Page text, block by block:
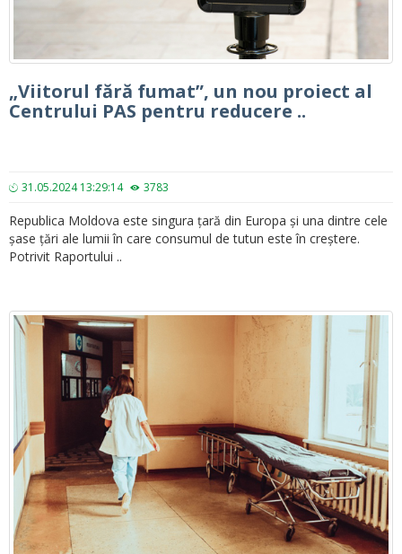
„Viitorul fără fumat”, un nou proiect al
Centrului PAS pentru reducere ..
31.05.2024 13:29:14 3783
Republica Moldova este singura țară din Europa și una dintre cele
șase țări ale lumii în care consumul de tutun este în creștere.
Potrivit Raportului ..